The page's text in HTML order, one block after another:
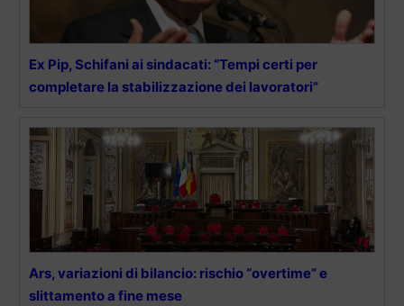
Ex Pip, Schifani ai sindacati: “Tempi certi per
completare la stabilizzazione dei lavoratori”
Ars, variazioni di bilancio: rischio “overtime” e
slittamento a fine mese